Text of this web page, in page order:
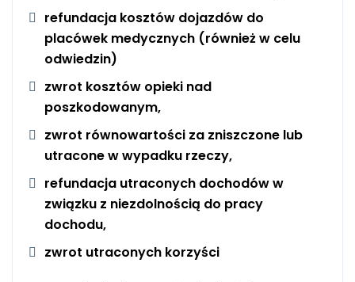
refundacja kosztów dojazdów do
placówek medycznych (również w celu
odwiedzin)
zwrot kosztów opieki nad
poszkodowanym,
zwrot równowartości za zniszczone lub
utracone w wypadku rzeczy,
refundacja utraconych dochodów w
związku z niezdolnością do pracy
dochodu,
zwrot utraconych korzyści